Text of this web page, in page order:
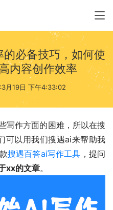
必备技巧，如何使
内容创作效率
月19日 下午4:33:02
写作方面的困难，所以在搜
可以用我们搜遇ai来帮助我
搜遇百答ai写作工具 ，提问
xx的文章。